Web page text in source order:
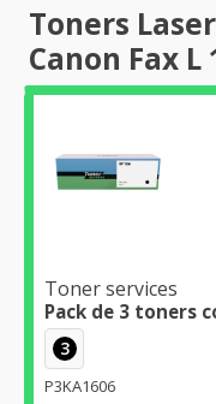
Toners
Canon Fax L
Toner services
Pack de 3 toners
3
P3KA1606